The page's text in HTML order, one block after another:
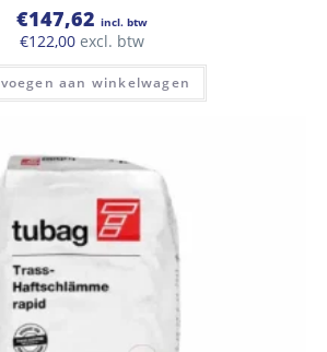
€147,62 incl. btw
€122,00 excl. btw
aan winkelwagen